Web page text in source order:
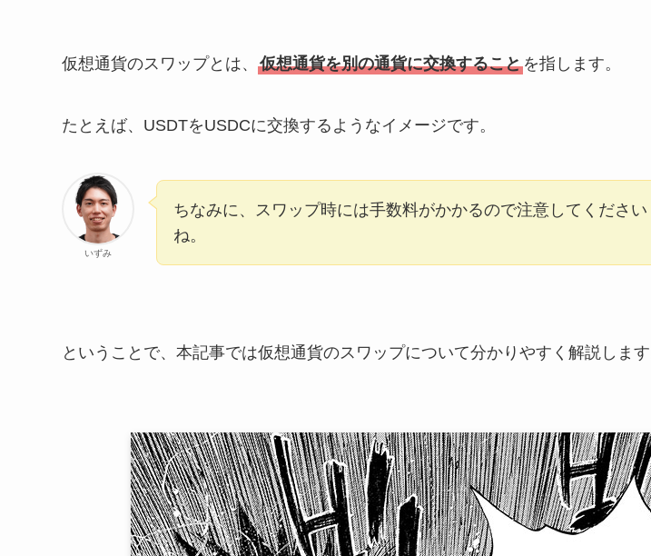
仮想通貨のスワップとは、 仮想通貨を別の通貨に交換すること を指します。
たとえば、USDTをUSDCに交換するようなイメージです。
いずみ
ちなみに、スワップ時には手数料がかかるので注意してください
ね。
ということで、本記事では仮想通貨のスワップについて分かりやすく解説します